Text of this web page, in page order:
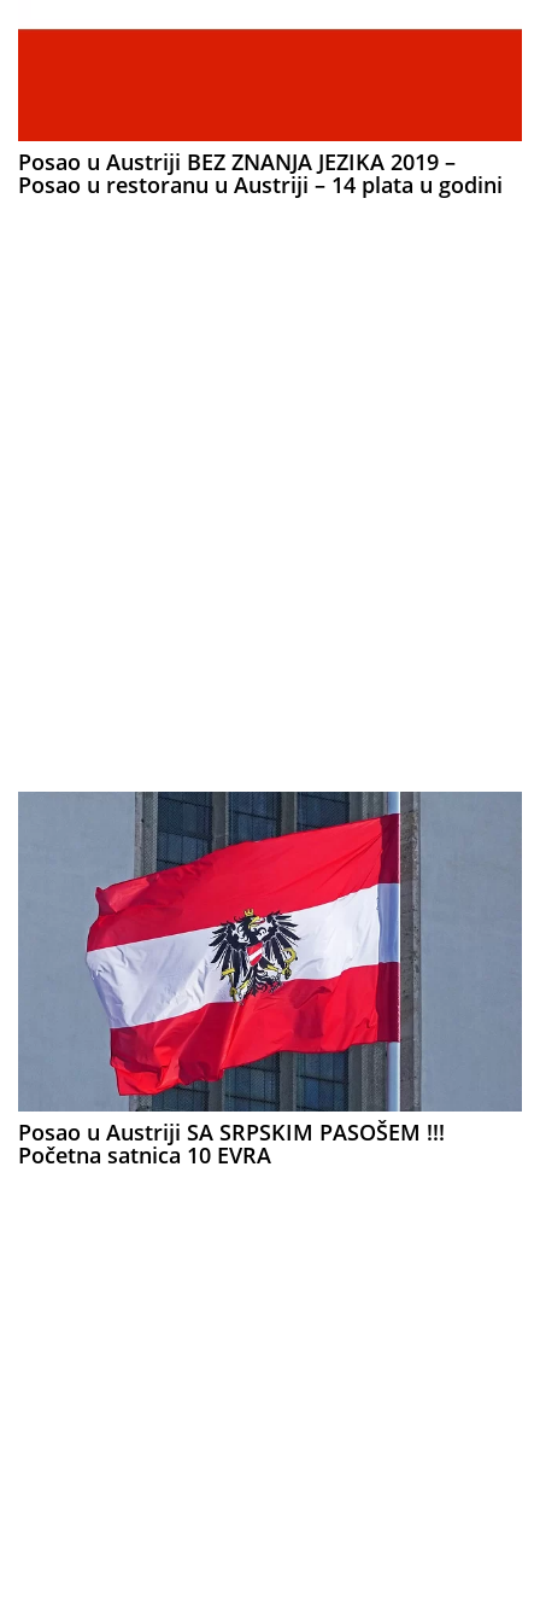
Posao u Austriji BEZ ZNANJA JEZIKA 2019 –
Posao u restoranu u Austriji – 14 plata u godini
Posao u Austriji SA SRPSKIM PASOŠEM !!!
Početna satnica 10 EVRA